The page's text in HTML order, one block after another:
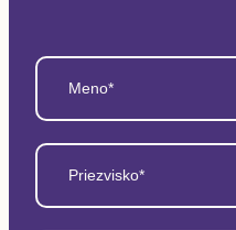
Meno*
Priezvisko*